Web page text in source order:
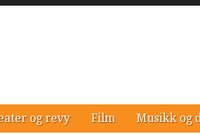
og revy Film Musikk og